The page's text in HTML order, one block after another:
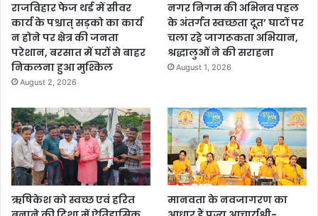
राजविहार फेज थर्ड में सीवर
कार्य के पश्चात् सड़को का कार्य
न होने पर क्षेत्र की जनता
परेशान, बरसात में घरों से बाहर
निकलना हुआ मुश्किल
August 2, 2026
नगर निगम की अभिनव पहल
के अंतर्गत स्वच्छता दूत’ घाटों पर
चला रहे जागरूकता अभियान,
श्रद्धालुओं ने की सराहना
August 1, 2026
ऋषिकेश को स्वच्छ एवं हरित
मानवता के नवजागरण का